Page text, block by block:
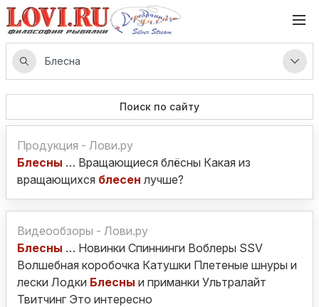
Поиск по сайту
Продукция - Лови.ру
Блесны … Вращающиеся блёсны Какая из
вращающихся блесен лучше?
Видеообзоры - Лови.ру
Блесны … Новинки Спиннинги Воблеры SSV
Волшебная коробочка Катушки Плетеные шнуры и
лески Лодки Блесны и приманки Ультралайт
Твитчинг Это интересно